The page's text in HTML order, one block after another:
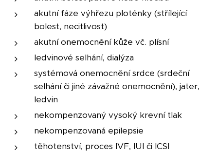
akutní fáze výhřezu ploténky (střílející
bolest, necitlivost)
akutní onemocnění kůže vč. plísní
ledvinové selhání, dialýza
systémová onemocnění srdce (srdeční
selhání či jiné závažné onemocnění), jater,
ledvin
nekompenzovaný vysoký krevní tlak
nekompenzovaná epilepsie
těhotenství, proces IVF, IUI či ICSI